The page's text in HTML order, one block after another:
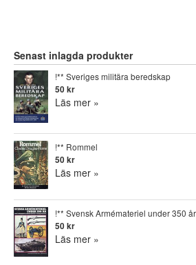
Senast inlagda produkter
!** Sveriges militära beredskap
50 kr
Läs mer »
!** Rommel
50 kr
Läs mer »
!** Svensk Armémateriel under 350 år
50 kr
Läs mer »